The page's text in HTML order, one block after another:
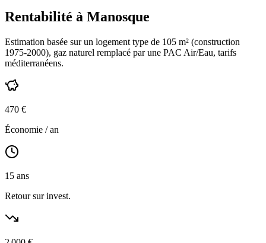
Rentabilité à Manosque
Estimation basée sur un logement type de 105 m² (construction
1975-2000), gaz naturel remplacé par une PAC Air/Eau, tarifs
méditerranéens.
470 €
Économie / an
15 ans
Retour sur invest.